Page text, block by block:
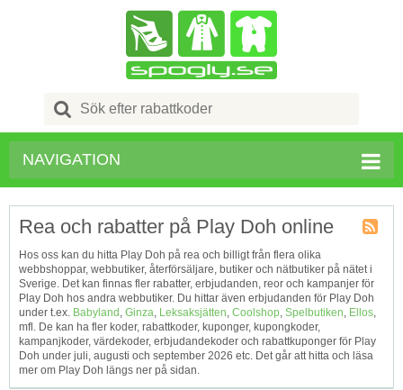
Search
for:
NAVIGATION
Tagg
RSS
Rea och rabatter på Play Doh online
Hos oss kan du hitta Play Doh på rea och billigt från flera olika
webbshoppar, webbutiker, återförsäljare, butiker och nätbutiker på nätet i
Sverige. Det kan finnas fler rabatter, erbjudanden, reor och kampanjer för
Play Doh hos andra webbutiker. Du hittar även erbjudanden för Play Doh
under t.ex. Babyland , Ginza, Leksaksjätten, Coolshop, Spelbutiken, Ellos,
mfl. De kan ha fler koder, rabattkoder, kuponger, kupongkoder,
kampanjkoder, värdekoder, erbjudandekoder och rabattkuponger för Play
Doh under juli, augusti och september 2026 etc. Det går att hitta och läsa
mer om Play Doh längs ner på sidan.